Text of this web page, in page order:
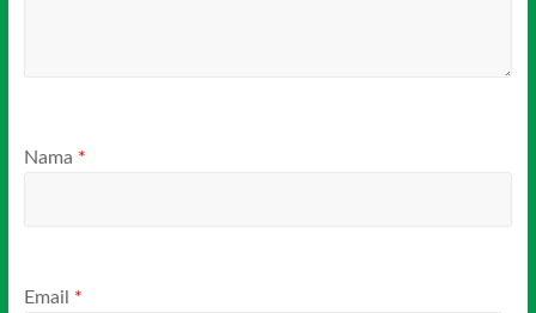
Nama *
Email *